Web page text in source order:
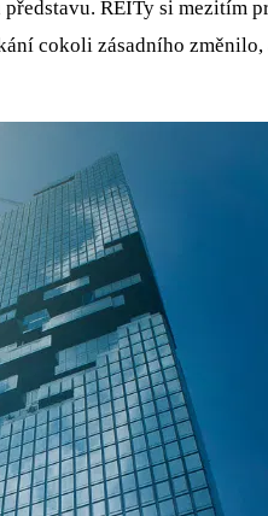
REITy si
cokoli zásadního